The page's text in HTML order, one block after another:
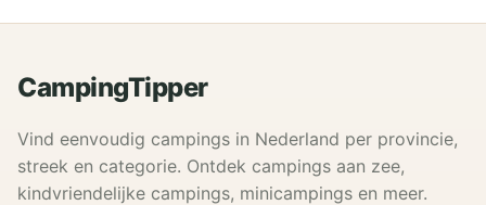
CampingTipper
Vind eenvoudig campings in Nederland per provincie,
streek en categorie. Ontdek campings aan zee,
kindvriendelijke campings, minicampings en meer.